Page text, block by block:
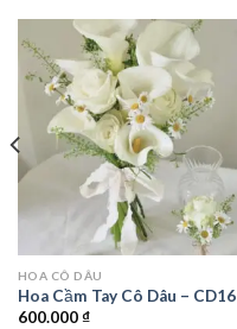
HOA CÔ DÂU
Hoa Cầm Tay Cô Dâu – CD16
600.000₫